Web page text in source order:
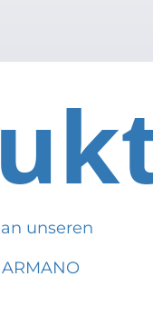
unseren